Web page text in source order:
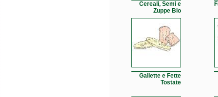
Cereali, Semi e
Zuppe Bio
Gallette e Fette
Tostate